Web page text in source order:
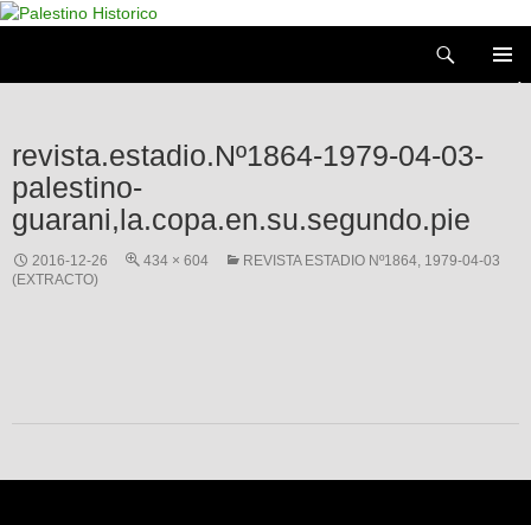
Saltar
revista.estadio.Nº1864-1979-04-03-
palestino-
guarani,la.copa.en.su.segundo.pie
2016-12-26 434 × 604
REVISTA ESTADIO Nº1864, 1979-04-03
(EXTRACTO)